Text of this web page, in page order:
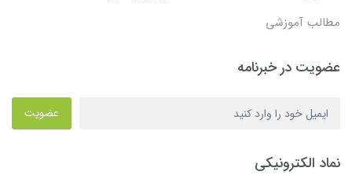
مطالب آموزشی
عضویت در خبرنامه
عضویت
نماد الکترونیکی